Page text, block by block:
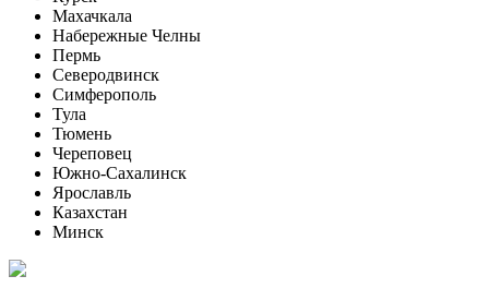
Махачкала
Набережные Челны
Пермь
Северодвинск
Симферополь
Тула
Тюмень
Череповец
Южно-Сахалинск
Ярославль
Казахстан
Минск